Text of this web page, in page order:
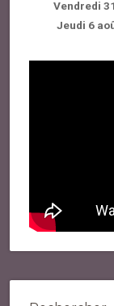
Vendredi
Jeudi 6